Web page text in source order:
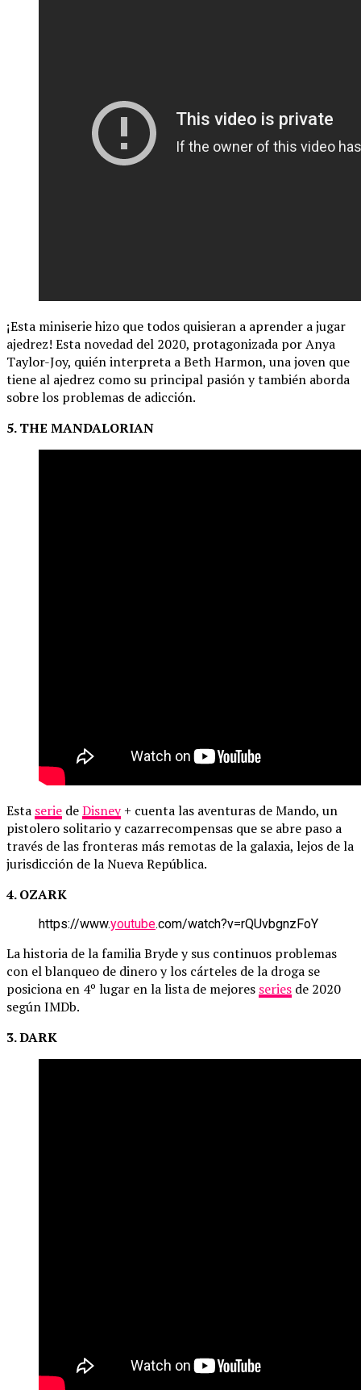
¡Esta miniserie hizo que todos quisieran a aprender a jugar
ajedrez! Esta novedad del 2020, protagonizada por Anya
Taylor-Joy, quién interpreta a Beth Harmon, una joven que
tiene al ajedrez como su principal pasión y también aborda
sobre los problemas de adicción.
5. THE MANDALORIAN
Esta serie deDisney+ cuenta las aventuras de Mando, un
pistolero solitario y cazarrecompensas que se abre paso a
través de las fronteras más remotas de la galaxia, lejos de la
jurisdicción de la Nueva República.
4. OZARK
https://www.youtube.com/watch?v=rQUvbgnzFoY
La historia de la familia Bryde y sus continuos problemas
con el blanqueo de dinero y los cárteles de la droga se
posiciona en 4º lugar en la lista de mejores series de 2020
según IMDb.
3. DARK